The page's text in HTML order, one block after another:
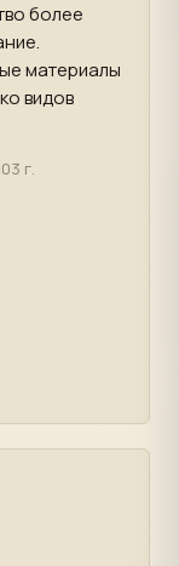
более
материалы
видов
г.